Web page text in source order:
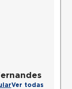
Ver todas